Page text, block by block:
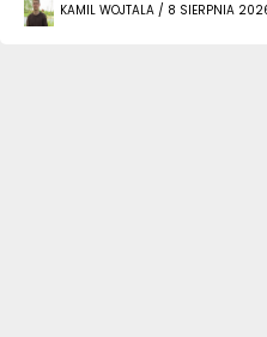
KAMIL WOJTALA / 8 SIERPNIA